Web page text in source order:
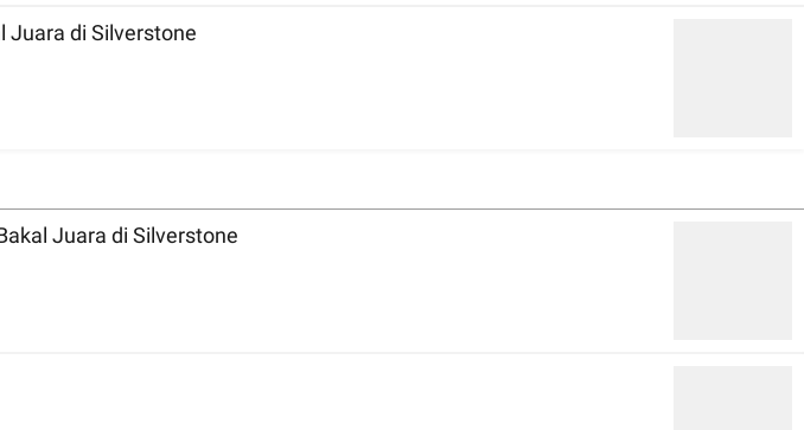
MotoGP 2026 Inggris: Bicara Tradisi, Marc Marquez dan Marco Bezzecchi Tak Bakal Juara di Silverstone
MotoGP 2026 Inggris: Bicara Tradisi, Marc Marquez dan Marco Bezzecchi Tak Bakal Juara di Silverstone